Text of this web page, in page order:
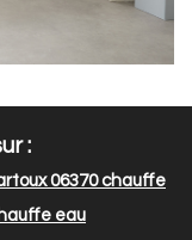
:
06370chauffe
eau